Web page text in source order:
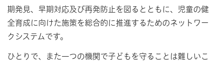
期発見、早期対応及び再発防止を図るとともに、児童の健
全育成に向けた施策を総合的に推進するためのネットワー
クシステムです。
ひとりで、また一つの機関で子どもを守ることは難しいこ